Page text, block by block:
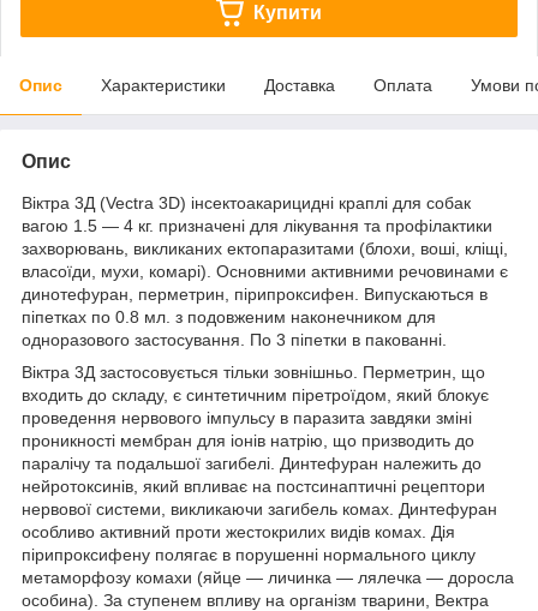
Купити
Опис Характеристики Доставка Оплата Умови
Опис
Віктра 3Д (Vectra 3D) інсектоакарицидні краплі для собак
вагою 1.5 — 4 кг. призначені для лікування та профілактики
захворювань, викликаних ектопаразитами (блохи, воші, кліщі,
власоїди, мухи, комарі). Основними активними речовинами є
динотефуран, перметрин, пірипроксифен. Випускаються в
піпетках по 0.8 мл. з подовженим наконечником для
одноразового застосування. По 3 піпетки в пакованні.
Віктра 3Д застосовується тільки зовнішньо. Перметрин, що
входить до складу, є синтетичним піретроїдом, який блокує
проведення нервового імпульсу в паразита завдяки зміні
проникності мембран для іонів натрію, що призводить до
паралічу та подальшої загибелі. Динтефуран належить до
нейротоксинів, який впливає на постсинаптичні рецептори
нервової системи, викликаючи загибель комах. Динтефуран
особливо активний проти жестокрилих видів комах. Дія
пірипроксифену полягає в порушенні нормального циклу
метаморфозу комахи (яйце — личинка — лялечка — доросла
особина). За ступенем впливу на організм тварини, Вектра